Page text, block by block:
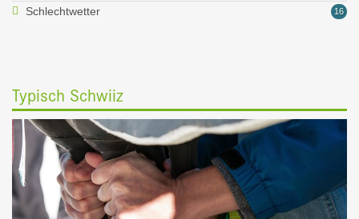
16
Schlechtwetter
Typisch Schwiiz